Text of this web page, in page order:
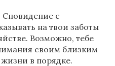
с
на твои заботы
Возможно, тебе
своим близким
жизни в порядке.